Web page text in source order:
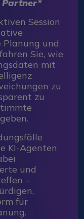
Partner*
Session
und
Sie, wie
mit
zu
zu
KI-Agenten
und
–
für